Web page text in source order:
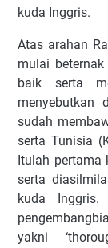
kuda Inggris.
Atas arahan
mulai
baik serta
menyebutkan
sudah
serta Tunisia
Itulah
serta
kuda Inggris.
yakni